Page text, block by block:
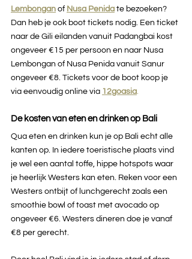
Lembongan of Nusa Penida te bezoeken?
Dan heb je ook boot tickets nodig. Een ticket
naar de Gili eilanden vanuit Padangbai kost
ongeveer €15 per persoon en naar Nusa
Lembongan of Nusa Penida vanuit Sanur
ongeveer €8. Tickets voor de boot koop je
via eenvoudig online via 12goasia.
De kosten van eten en drinken op Bali
Qua eten en drinken kun je op Bali echt alle
kanten op. In iedere toeristische plaats vind
je wel een aantal toffe, hippe hotspots waar
je heerlijk Westers kan eten. Reken voor een
Westers ontbijt of lunchgerecht zoals een
smoothie bowl of toast met avocado op
ongeveer €6. Westers dineren doe je vanaf
€8 per gerecht.